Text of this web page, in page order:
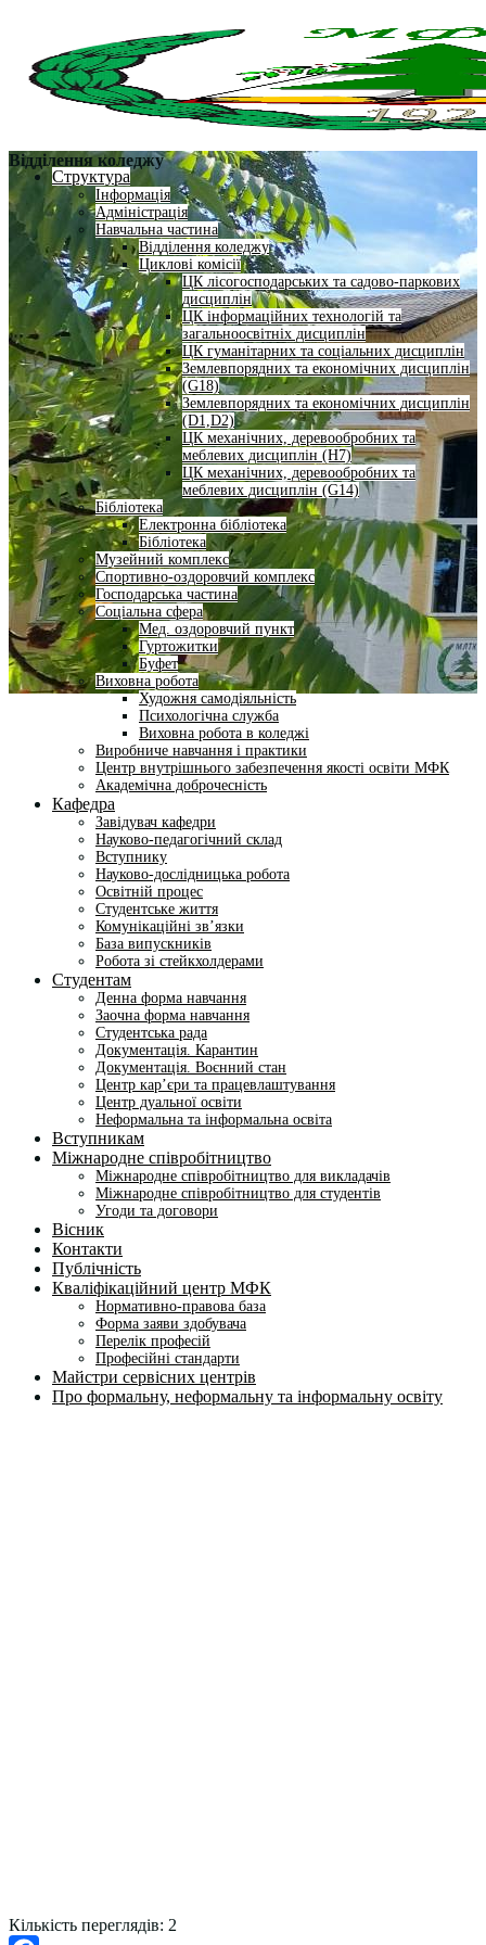
Структура
Інформація
Адміністрація
Навчальна частина
Відділення коледжу
Циклові комісії
ЦК лісогосподарських та садово-паркових
дисциплін
ЦК інформаційних технологій та
загальноосвітніх дисциплін
ЦК гуманітарних та соціальних дисциплін
Землевпорядних та економічних дисциплін
(G18)
Землевпорядних та економічних дисциплін
(D1,D2)
ЦК механічних, деревообробних та
меблевих дисциплін (H7)
ЦК механічних, деревообробних та
меблевих дисциплін (G14)
Бібліотека
Електронна бібліотека
Бібліотека
Музейний комплекс
Спортивно-оздоровчий комплекс
Господарська частина
Соціальна сфера
Мед. оздоровчий пункт
Гуртожитки
Буфет
Виховна робота
Художня самодіяльність
Психологічна служба
Виховна робота в коледжі
Виробниче навчання і практики
Центр внутрішнього забезпечення якості освіти МФК
Академічна доброчесність
Кафедра
Завідувач кафедри
Науково-педагогічний склад
Вступнику
Науково-дослідницька робота
Освітній процес
Студентське життя
Комунікаційні зв’язки
База випускників
Робота зі стейкхолдерами
Студентам
Денна форма навчання
Заочна форма навчання
Студентська рада
Документація. Карантин
Документація. Воєнний стан
Центр кар’єри та працевлаштування
Центр дуальної освіти
Неформальна та інформальна освіта
Вступникам
Міжнародне співробітництво
Міжнародне співробітництво для викладачів
Міжнародне співробітництво для студентів
Угоди та договори
Вісник
Контакти
Публічність
Кваліфікаційний центр МФК
Нормативно-правова база
Форма заяви здобувача
Перелік професій
Професійні стандарти
Майстри сервісних центрів
Про формальну, неформальну та інформальну освіту
Відділення коледжу
Кількість переглядів: 2